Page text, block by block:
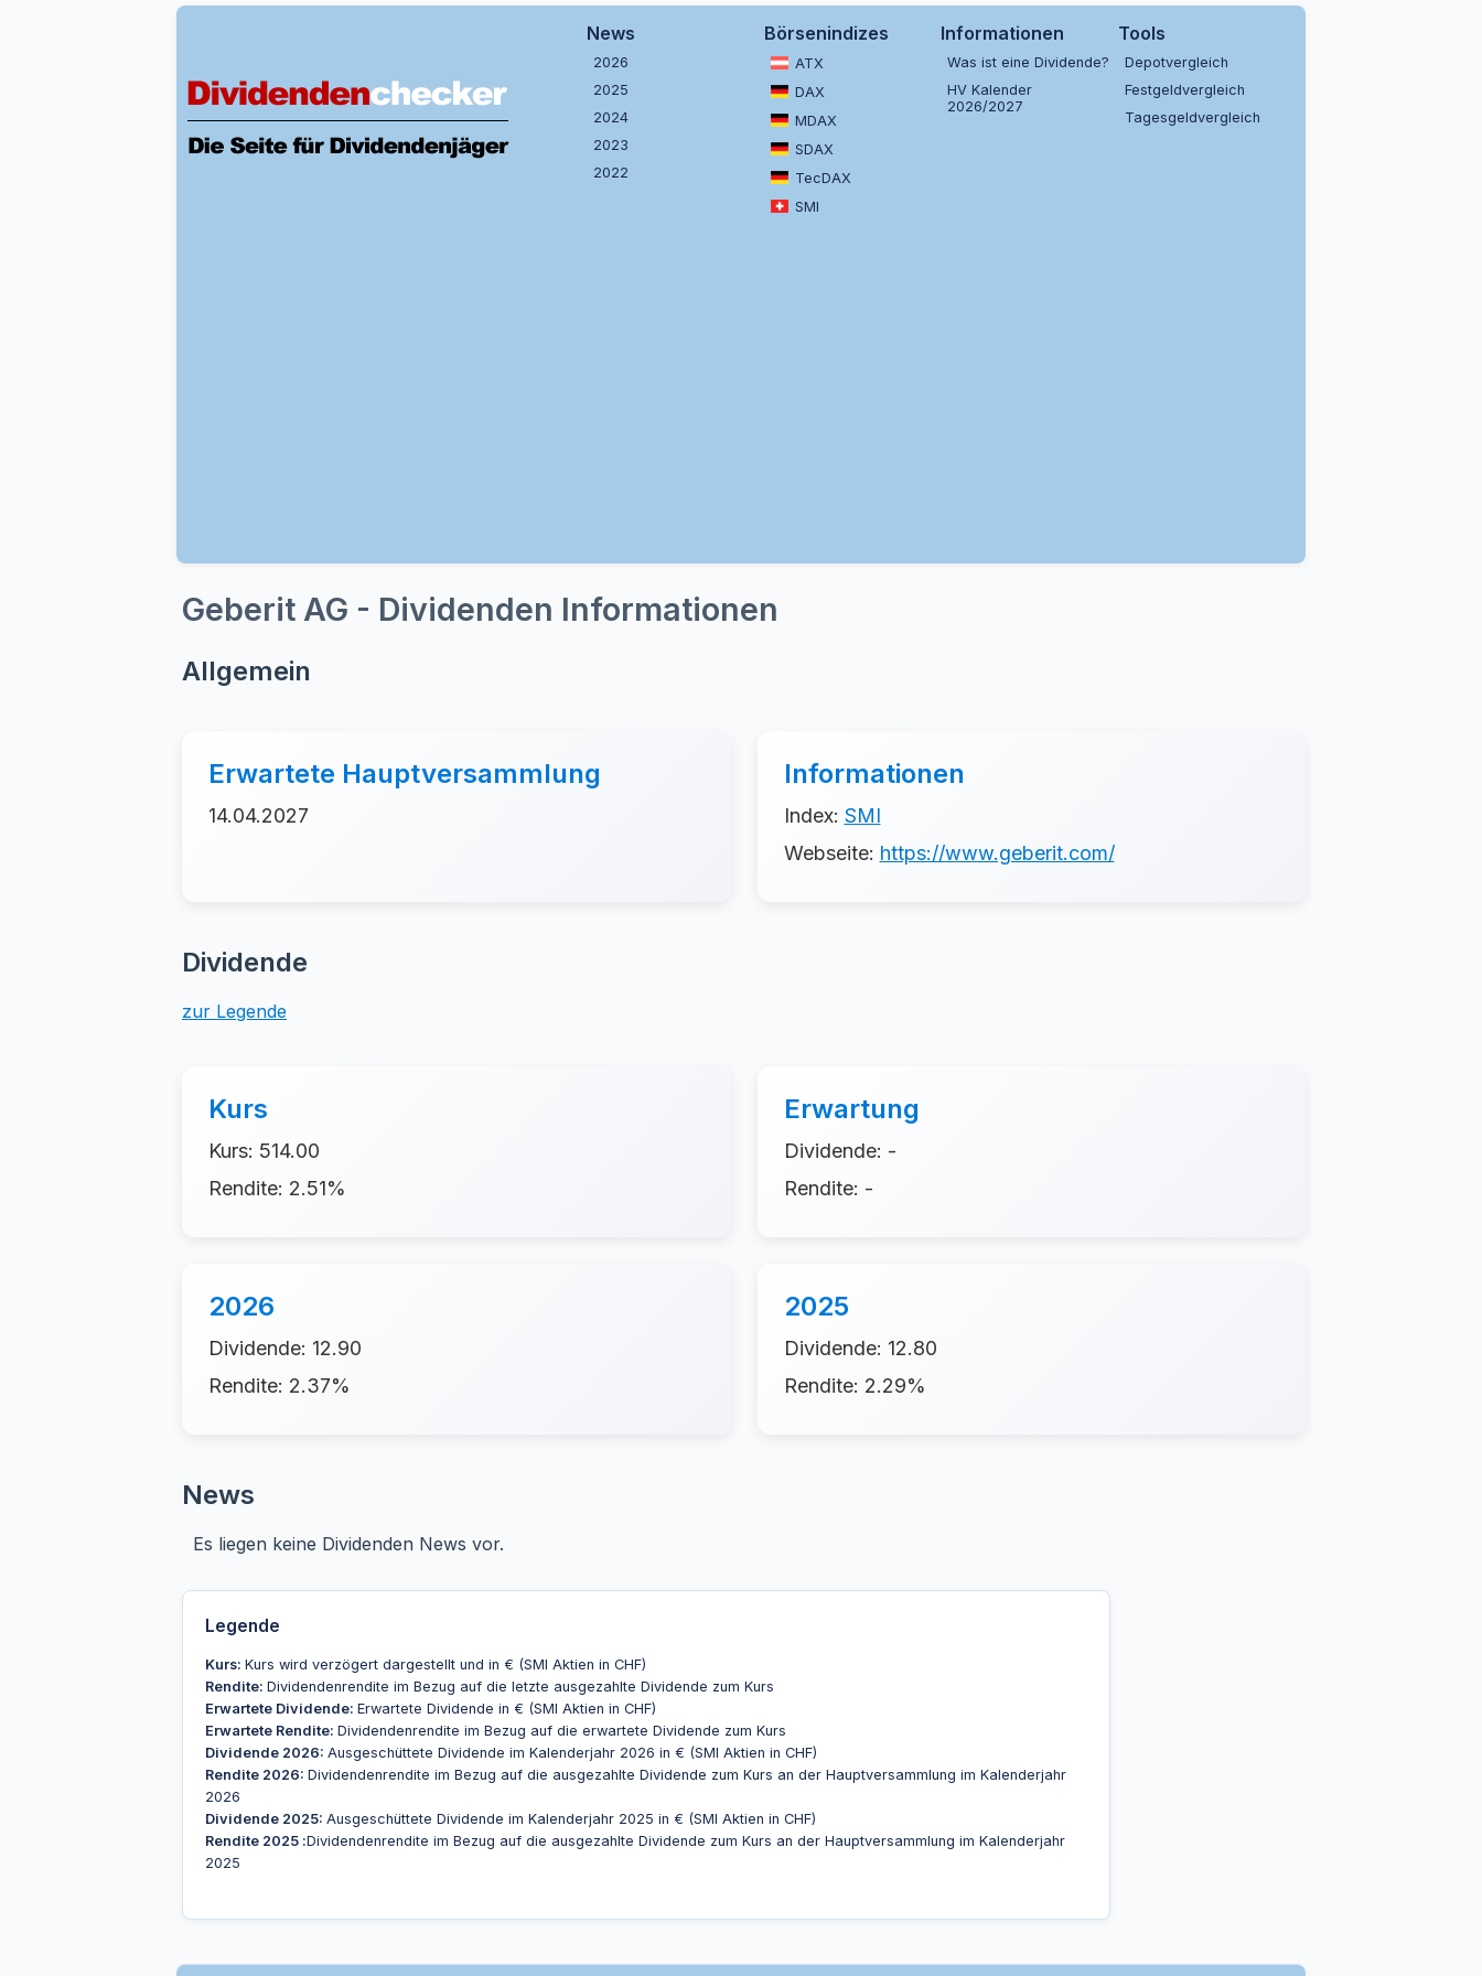
News
2026
2025
2024
2023
2022
Börsenindizes
ATX
DAX
MDAX
SDAX
TecDAX
SMI
Informationen
Was ist eine Dividende?
HV Kalender
2026/2027
Tools
Depotvergleich
Festgeldvergleich
Tagesgeldvergleich
Geberit AG - Dividenden Informationen
Allgemein
Erwartete Hauptversammlung
14.04.2027
Informationen
Index: SMI
Webseite: https://www.geberit.com/
Dividende
zur Legende
Kurs
Kurs: 514.00
Rendite: 2.51%
Erwartung
Dividende: -
Rendite: -
2026
Dividende: 12.90
Rendite: 2.37%
2025
Dividende: 12.80
Rendite: 2.29%
News
Es liegen keine Dividenden News vor.
Legende
Kurs: Kurs wird verzögert dargestellt und in € (SMI Aktien in CHF)
Rendite: Dividendenrendite im Bezug auf die letzte ausgezahlte Dividende zum Kurs
Erwartete Dividende: Erwartete Dividende in € (SMI Aktien in CHF)
Erwartete Rendite: Dividendenrendite im Bezug auf die erwartete Dividende zum Kurs
Dividende 2026: Ausgeschüttete Dividende im Kalenderjahr 2026 in € (SMI Aktien in CHF)
Rendite 2026: Dividendenrendite im Bezug auf die ausgezahlte Dividende zum Kurs an der Hauptversammlung im Kalenderjahr
2026
Dividende 2025: Ausgeschüttete Dividende im Kalenderjahr 2025 in € (SMI Aktien in CHF)
Rendite 2025 :Dividendenrendite im Bezug auf die ausgezahlte Dividende zum Kurs an der Hauptversammlung im Kalenderjahr
2025